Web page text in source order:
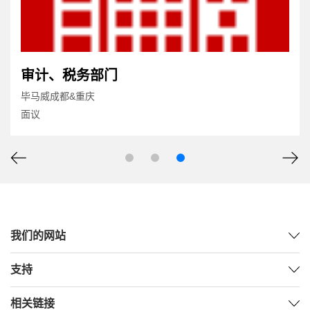
审计、税务部门
毕马威成都&重庆
面议
我们的网站
支持
相关链接